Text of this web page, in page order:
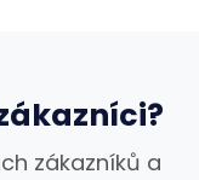
zákazníků a